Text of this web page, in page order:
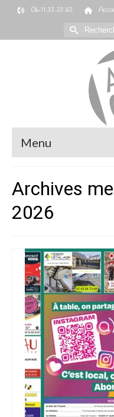
06.11.33.23.82
Rechercher :
Menu
Archives
2026